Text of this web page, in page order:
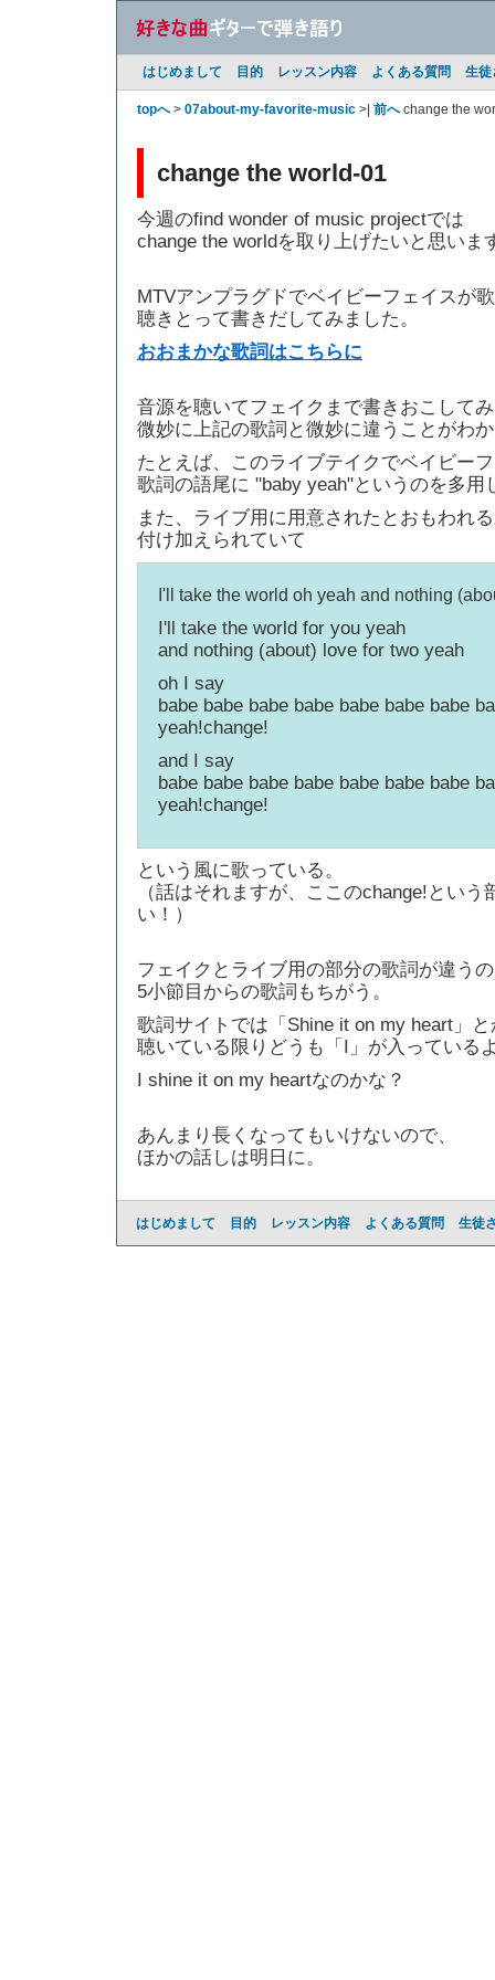
はじめまして 目的 レッスン内容 よくある質問 生徒
topへ> 07about-my-favorite-music >| 前へchange the
change the world-01
今週のfind wonder of music projectでは
change the worldを取り上げたいと思いま
MTVアンプラグドでベイビーフェイスが
聴きとって書きだしてみました。
おおまかな歌詞はこちらに
音源を聴いてフェイクまで書きおこして
微妙に上記の歌詞と微妙に違うことがわ
たとえば、このライブテイクでベイビー
歌詞の語尾に "baby yeah"というのを多用
また、ライブ用に用意されたとおもわれ
付け加えられていて
I'll take the world oh yeah and nothing
I'll take the world for you yeah
and nothing (about) love for two yeah
oh I say
babe babe babe babe babe babe babe
yeah!change!
and I say
babe babe babe babe babe babe babe
yeah!change!
という風に歌っている。
（話はそれますが、ここのchange!とい
い！）
フェイクとライブ用の部分の歌詞が違う
5小節目からの歌詞もちがう。
歌詞サイトでは「Shine it on my heart」
聴いている限りどうも「I」が入っている
I shine it on my heartなのかな？
あんまり長くなってもいけないので、
ほかの話しは明日に。
はじめまして 目的 レッスン内容 よくある質問 生徒